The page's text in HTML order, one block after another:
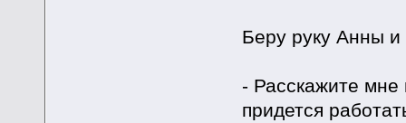
Беру руку Анны и
- Расскажите
придется